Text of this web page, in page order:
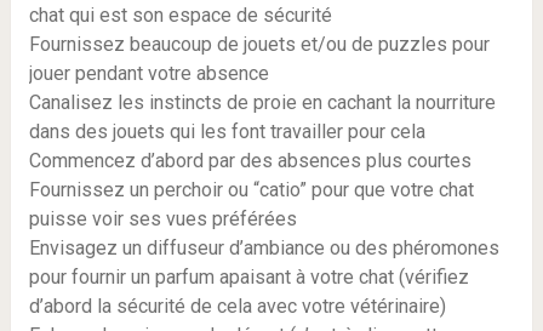
chat qui est son espace de sécurité
Fournissez beaucoup de jouets et/ou de puzzles pour
jouer pendant votre absence
Canalisez les instincts de proie en cachant la nourriture
dans des jouets qui les font travailler pour cela
Commencez d’abord par des absences plus courtes
Fournissez un perchoir ou “catio” pour que votre chat
puisse voir ses vues préférées
Envisagez un diffuseur d’ambiance ou des phéromones
pour fournir un parfum apaisant à votre chat (vérifiez
d’abord la sécurité de cela avec votre vétérinaire)